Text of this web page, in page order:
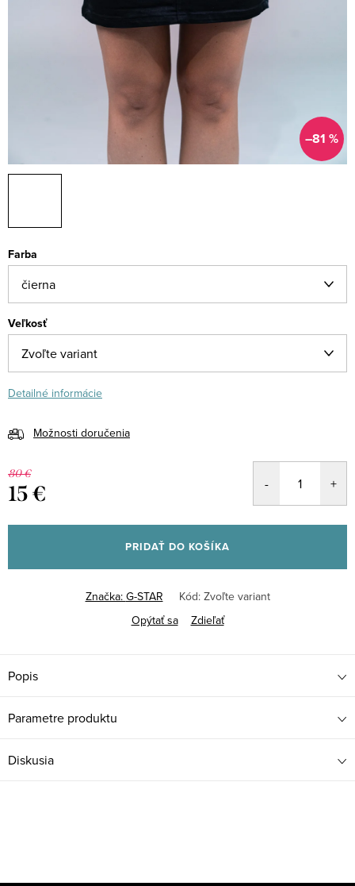
–81 %
Farba
Veľkosť
Detailné informácie
Možnosti doručenia
80 €
15 €
cena:
PRIDAŤ DO KOŠÍKA
Značka: G-STAR Kód: Zvoľte variant
Opýtať sa
Zdieľať
Popis
Parametre produktu
Diskusia